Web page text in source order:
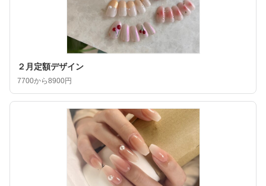
２月定額デザイン
7700から8900円